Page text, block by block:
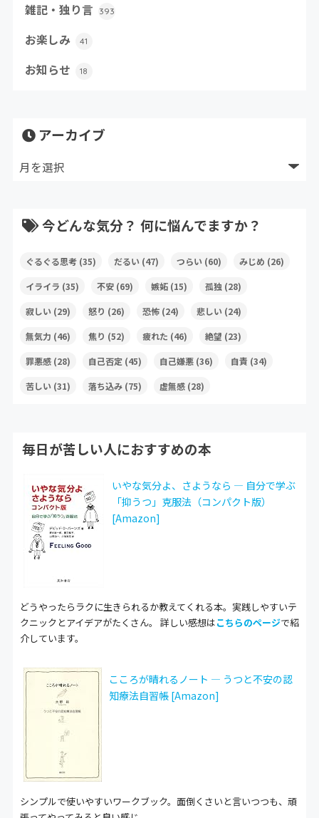
雑記・独り言 393
お楽しみ 41
お知らせ 18
アーカイブ
今どんな気分？ 何に悩んでますか？
ぐるぐる思考(35) だるい(47) つらい(60) みじめ (26)
イライラ (35) 不安(69) 嫉妬(15) 孤独(28)
寂しい(29) 怒り (26) 恐怖(24) 悲しい(24)
無気力 (46) 焦り (52) 疲れた (46) 絶望 (23)
罪悪感(28) 自己否定(45) 自己嫌悪(36) 自責 (34)
苦しい(31) 落ち込み(75) 虚無感(28)
毎日が苦しい人におすすめの本
いやな気分よ、さようなら ― 自分で学ぶ
「抑うつ」克服法（コンパクト版）
[Amazon]
どうやったらラクに生きられるか教えてくれる本。実践しやすいテ
クニックとアイデアがたくさん。 詳しい感想はこちらのページで紹
介しています。
こころが晴れるノート ― うつと不安の認
知療法自習帳 [Amazon]
シンプルで使いやすいワークブック。面倒くさいと言いつつも、頑